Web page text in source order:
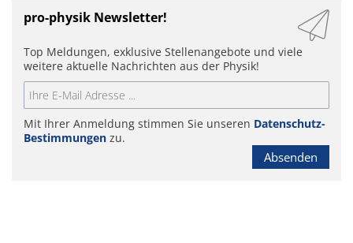
pro-physik Newsletter!
Top Meldungen, exklusive Stellenangebote und viele
weitere aktuelle Nachrichten aus der Physik!
Mit Ihrer Anmeldung stimmen Sie unseren Datenschutz-
Bestimmungen zu.
Absenden